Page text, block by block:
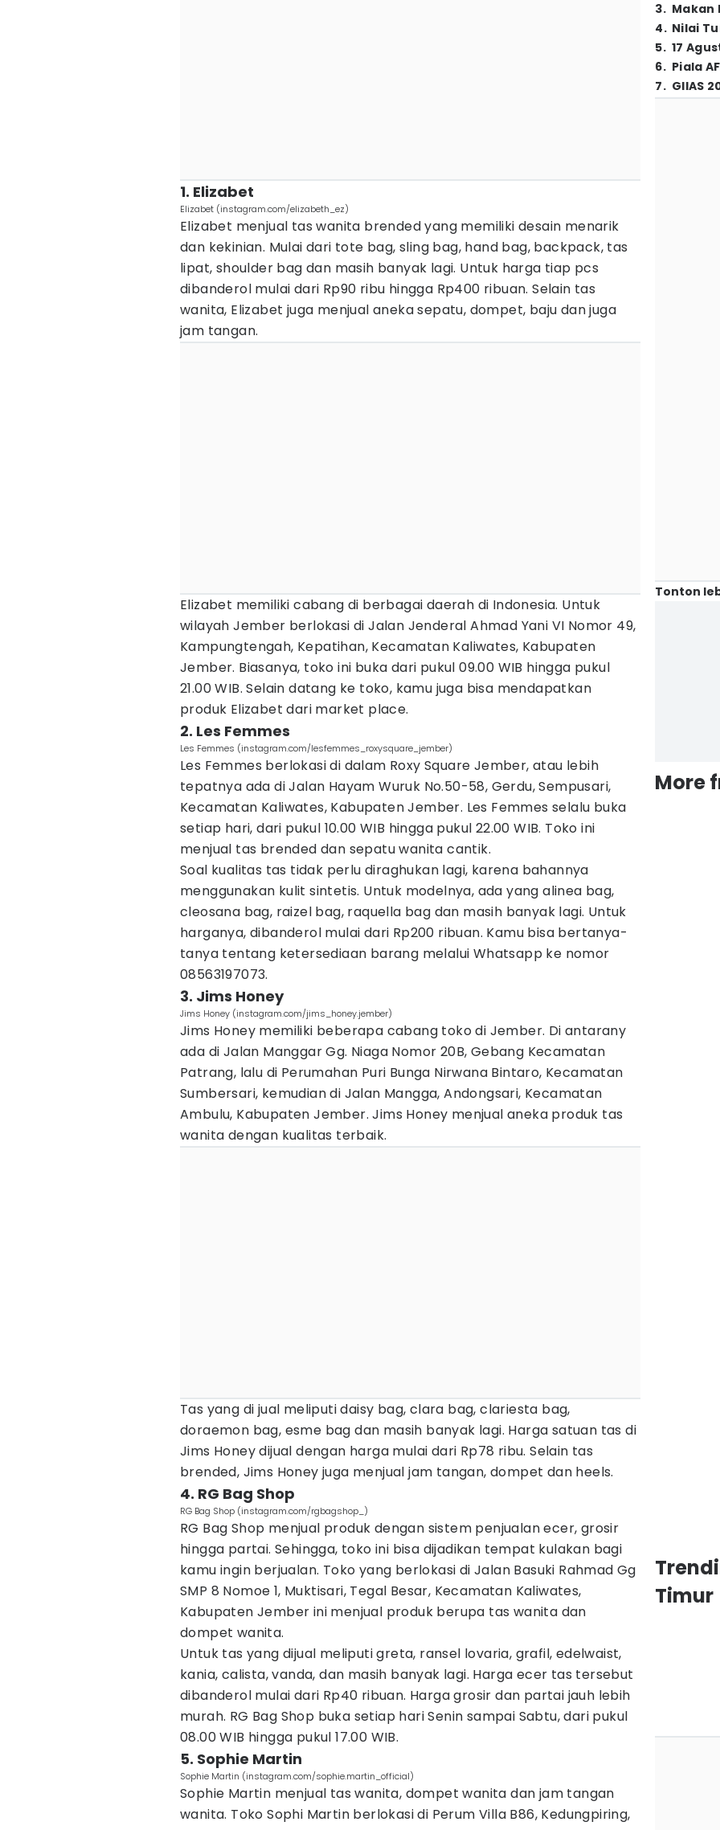
1. Elizabet
Elizabet (instagram.com/elizabeth_ez)
Elizabet menjual tas wanita brended yang memiliki desain menarik
dan kekinian. Mulai dari tote bag, sling bag, hand bag, backpack, tas
lipat, shoulder bag dan masih banyak lagi. Untuk harga tiap pcs
dibanderol mulai dari Rp90 ribu hingga Rp400 ribuan. Selain tas
wanita, Elizabet juga menjual aneka sepatu, dompet, baju dan juga
jam tangan.
Elizabet memiliki cabang di berbagai daerah di Indonesia. Untuk
wilayah Jember berlokasi di Jalan Jenderal Ahmad Yani VI Nomor 49,
Kampungtengah, Kepatihan, Kecamatan Kaliwates, Kabupaten
Jember. Biasanya, toko ini buka dari pukul 09.00 WIB hingga pukul
21.00 WIB. Selain datang ke toko, kamu juga bisa mendapatkan
produk Elizabet dari market place.
2. Les Femmes
Les Femmes (instagram.com/lesfemmes_roxysquare_jember)
Les Femmes berlokasi di dalam Roxy Square Jember, atau lebih
tepatnya ada di Jalan Hayam Wuruk No.50-58, Gerdu, Sempusari,
Kecamatan Kaliwates, Kabupaten Jember. Les Femmes selalu buka
setiap hari, dari pukul 10.00 WIB hingga pukul 22.00 WIB. Toko ini
menjual tas brended dan sepatu wanita cantik.
Soal kualitas tas tidak perlu diraghukan lagi, karena bahannya
menggunakan kulit sintetis. Untuk modelnya, ada yang alinea bag,
cleosana bag, raizel bag, raquella bag dan masih banyak lagi. Untuk
harganya, dibanderol mulai dari Rp200 ribuan. Kamu bisa bertanya-
tanya tentang ketersediaan barang melalui Whatsapp ke nomor
08563197073.
3. Jims Honey
Jims Honey (instagram.com/jims_honey.jember)
Jims Honey memiliki beberapa cabang toko di Jember. Di antarany
ada di Jalan Manggar Gg. Niaga Nomor 20B, Gebang Kecamatan
Patrang, lalu di Perumahan Puri Bunga Nirwana Bintaro, Kecamatan
Sumbersari, kemudian di Jalan Mangga, Andongsari, Kecamatan
Ambulu, Kabupaten Jember. Jims Honey menjual aneka produk tas
wanita dengan kualitas terbaik.
Tas yang di jual meliputi daisy bag, clara bag, clariesta bag,
doraemon bag, esme bag dan masih banyak lagi. Harga satuan tas di
Jims Honey dijual dengan harga mulai dari Rp78 ribu. Selain tas
brended, Jims Honey juga menjual jam tangan, dompet dan heels.
4. RG Bag Shop
RG Bag Shop (instagram.com/rgbagshop_)
RG Bag Shop menjual produk dengan sistem penjualan ecer, grosir
hingga partai. Sehingga, toko ini bisa dijadikan tempat kulakan bagi
kamu ingin berjualan. Toko yang berlokasi di Jalan Basuki Rahmad Gg
SMP 8 Nomoe 1, Muktisari, Tegal Besar, Kecamatan Kaliwates,
Kabupaten Jember ini menjual produk berupa tas wanita dan
dompet wanita.
Untuk tas yang dijual meliputi greta, ransel lovaria, grafil, edelwaist,
kania, calista, vanda, dan masih banyak lagi. Harga ecer tas tersebut
dibanderol mulai dari Rp40 ribuan. Harga grosir dan partai jauh lebih
murah. RG Bag Shop buka setiap hari Senin sampai Sabtu, dari pukul
08.00 WIB hingga pukul 17.00 WIB.
5. Sophie Martin
Sophie Martin (instagram.com/sophie.martin_official)
Sophie Martin menjual tas wanita, dompet wanita dan jam tangan
wanita. Toko Sophi Martin berlokasi di Perum Villa B86, Kedungpiring,
3. Makan
4. Nilai
5. 17
6. Piala
7. GIIAS
Tonton
More
Timur